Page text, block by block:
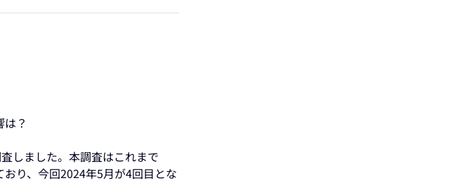
は？
しました。本調査はこれまで
り、今回2024年5月が4回目とな